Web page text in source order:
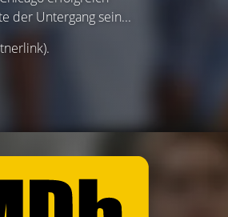
der Untergang sein...